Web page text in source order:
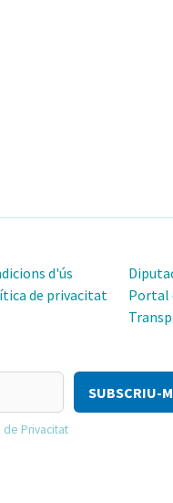
d'ús
de privacitat
Portal
de Privacitat